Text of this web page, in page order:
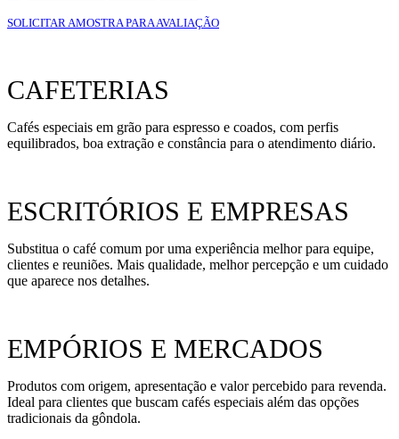
SOLICITAR AMOSTRA PARA AVALIAÇÃO
CAFETERIAS
Cafés especiais em grão para espresso e coados, com perfis
equilibrados, boa extração e constância para o atendimento diário.
ESCRITÓRIOS E EMPRESAS
Substitua o café comum por uma experiência melhor para equipe,
clientes e reuniões. Mais qualidade, melhor percepção e um cuidado
que aparece nos detalhes.
EMPÓRIOS E MERCADOS
Produtos com origem, apresentação e valor percebido para revenda.
Ideal para clientes que buscam cafés especiais além das opções
tradicionais da gôndola.